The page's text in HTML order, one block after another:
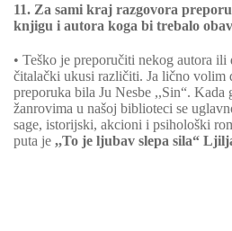
11. Za sami kraj razgovora
knjigu i autora koga bi trebalo
• Teško je preporučiti nekog autora ili
čitalački ukusi različiti. Ja lično volim
preporuka bila Ju Nesbe ,,Sin“.
žanrovima u našoj biblioteci se
sage, istorijski, akcioni i psihološki
puta je ,,To je ljubav slepa sila“